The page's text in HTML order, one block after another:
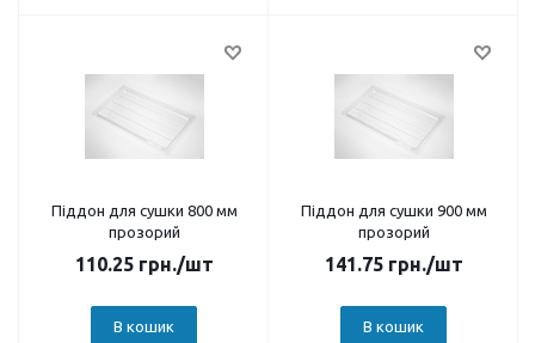
Піддон для сушки 800 мм
прозорий
110.25грн./шт
В кошик
Піддон для сушки 900 мм
прозорий
141.75грн./шт
В кошик